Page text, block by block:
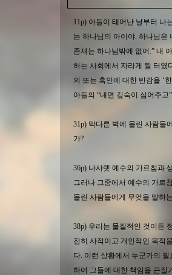
11p) 아들이 태어난 날부터 나
는 하나님의 아이야. 하나님은
존재는 하나님밖에 없어.” 내
하는 사회에서 자라게 될 터였
의 또는 흑인에 대한 반감을 ‘
아들의 “내면 깊숙이 심어주고
31p) 막다른 벽에 몰린 사람들
가?
36p) 나사렛 예수의 가르침과
그러나 그중에서 예수의 가르
몰린 사람들에게 무엇을 말하
38p) 우리는 물질적인 것이든
전히 사적이고 개인적인 목적
다. 이런 상황에서 누군가의
하여 그들에 대한 책임을 끈질